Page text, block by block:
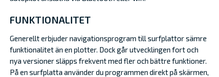
FUNKTIONALITET
Generellt erbjuder navigationsprogram till surfplattor sämre
funktionalitet än en plotter. Dock går utvecklingen fort och
nya versioner släpps frekvent med fler och bättre funktioner.
På en surfplatta använder du programmen direkt på skärmen,